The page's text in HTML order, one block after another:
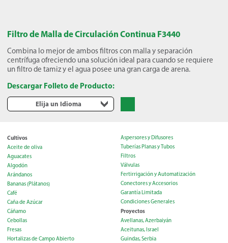
Filtro de Malla de Circulación Continua F3440
Combina lo mejor de ambos filtros con malla y separación
centrífuga ofreciendo una solución ideal para cuando se requiere
un filtro de tamiz y el agua posee una gran carga de arena.
Descargar Folleto de Producto:
Elija un Idioma
Cultivos
Aceite de oliva
Aguacates
Algodón
Arándanos
Bananas (Plátanos)
Café
Caña de Azúcar
Cáñamo
Cebollas
Fresas
Hortalizas de Campo Abierto
Aspersores y Difusores
Tuberías Planas y Tubos
Filtros
Válvulas
Fertirrigación y Automatización
Conectores y Accesorios
Garantía Limitada
Condiciones Generales
Proyectos
Avellanas, Azerbaiyán
Aceitunas, Israel
Guindas, Serbia